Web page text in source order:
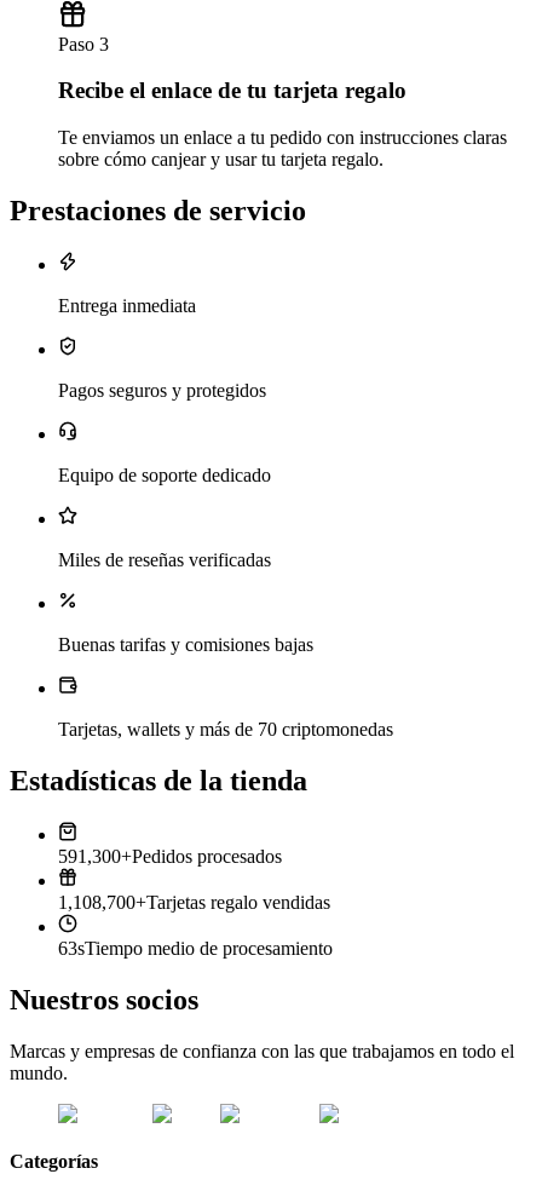
Paso 3
Recibe el enlace de tu tarjeta regalo
Te enviamos un enlace a tu pedido con instrucciones claras
sobre cómo canjear y usar tu tarjeta regalo.
Prestaciones de servicio
Entrega inmediata
Pagos seguros y protegidos
Equipo de soporte dedicado
Miles de reseñas verificadas
Buenas tarifas y comisiones bajas
Tarjetas, wallets y más de 70 criptomonedas
Estadísticas de la tienda
591,300+Pedidos procesados
1,108,700+Tarjetas regalo vendidas
63sTiempo medio de procesamiento
Nuestros socios
Marcas y empresas de confianza con las que trabajamos en todo el
mundo.
Categorías